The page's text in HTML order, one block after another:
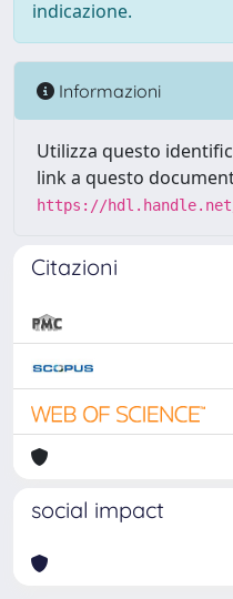
indicazione.
Informazioni
Utilizza questo
link a questo
https://hdl.handle.net/
Citazioni
social impact